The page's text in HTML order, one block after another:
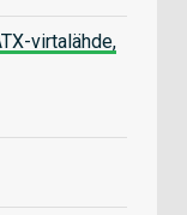
virtalähde,